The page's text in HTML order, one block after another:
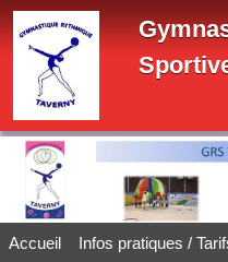
Accueil Infos pratiques /
Panneau de gestion des